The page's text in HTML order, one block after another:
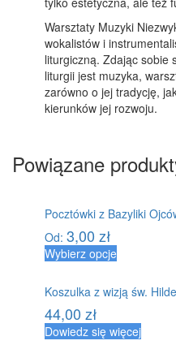
Warsztaty Muzyki
wokalistów i
liturgiczną. Zdając sobie
liturgii jest muzyka,
zarówno o jej tradycję,
kierunków jej rozwoju.
Powiązane
Pocztówki z Bazyliki
Od: 3,00 zł
Wybierz opcje
Koszulka z wizją św.
44,00 zł
Dowiedz się więcej